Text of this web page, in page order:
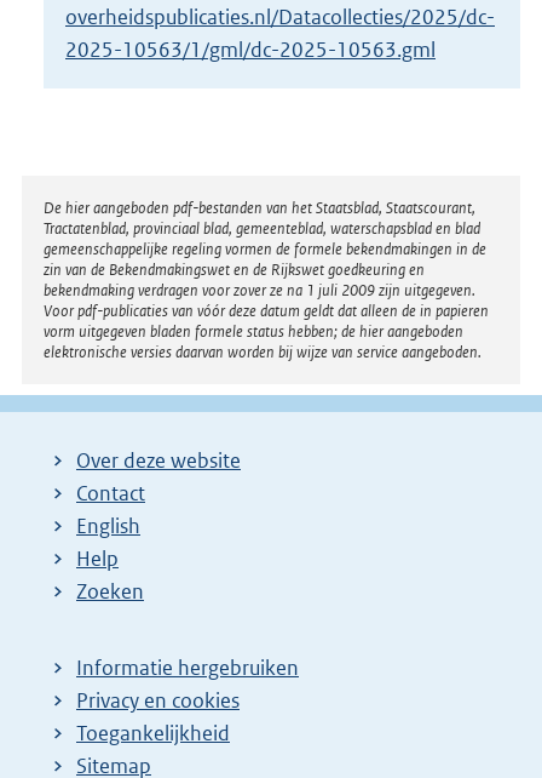
overheidspublicaties.nl/Datacollecties/2025/dc-
2025-10563/1/gml/dc-2025-10563.gml
Disclaimer
De hier aangeboden pdf-bestanden van het Staatsblad, Staatscourant,
Tractatenblad, provinciaal blad, gemeenteblad, waterschapsblad en blad
gemeenschappelijke regeling vormen de formele bekendmakingen in de
zin van de Bekendmakingswet en de Rijkswet goedkeuring en
bekendmaking verdragen voor zover ze na 1 juli 2009 zijn uitgegeven.
Voor pdf-publicaties van vóór deze datum geldt dat alleen de in papieren
vorm uitgegeven bladen formele status hebben; de hier aangeboden
elektronische versies daarvan worden bij wijze van service aangeboden.
Over deze website
Contact
English
Help
Zoeken
Informatie hergebruiken
Privacy en cookies
Toegankelijkheid
Sitemap